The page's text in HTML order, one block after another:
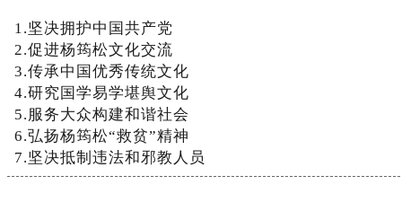
1 .坚决拥护中 国 共产党
2.促进杨筠松文化交流
3.传承中 国 优秀传统文化
4.研究 国 学易学堪舆文化
5. 服务大众构建和谐社会
6.弘扬杨筠松“救贫”精神
7.坚决抵制 违法和邪教 人 员